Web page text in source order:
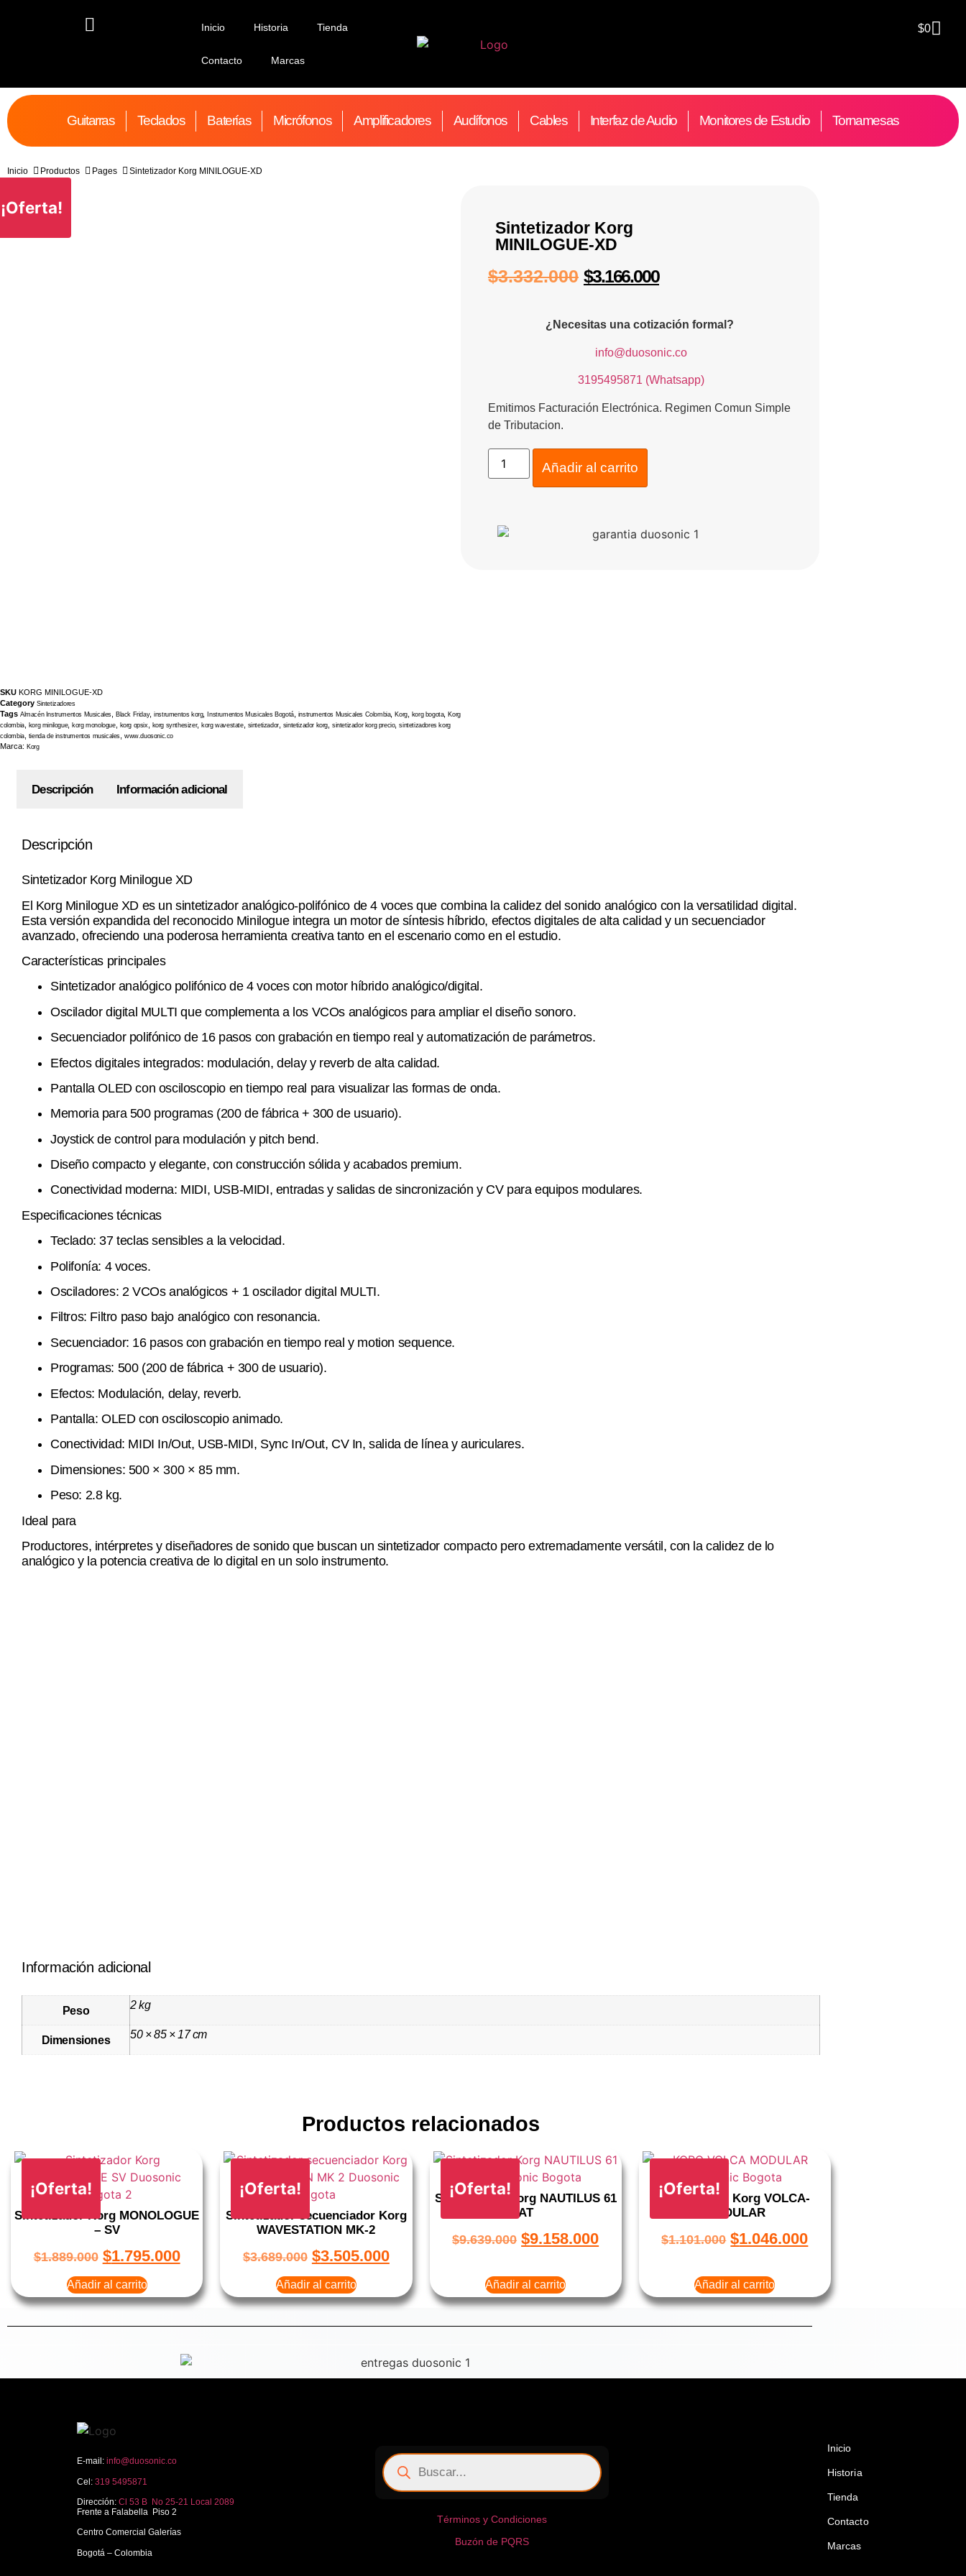
Inicio Historia Tienda
Contacto Marcas
$0
Guitarras Teclados Baterías Micrófonos Amplificadores Audífonos Cables Interfaz de Audio Monitores de Estudio Tornamesas
Inicio Productos Pages Sintetizador Korg MINILOGUE-XD
¡Oferta!
SKU KORG MINILOGUE-XD
Category Sintetizadores
Tags Almacén Instrumentos Musicales Black Friday,instrumentos korg, Instrumentos Musicales Bogotá, instrumentos Musicales Colombia,Korg, korg bogota,Korg
colombia, korg minilogue,korg monologue, korg opsix korg synthesizer,korg wavestate, sintetizador, sintetizador korg ,sintetizador korg precio,sintetizadores korg
colombia, tienda de instrumentos musicales ,www.duosonic.co
Marca: Korg
Sintetizador Korg
MINILOGUE-XD
$3.332.000 $3.166.000
¿Necesitas una cotización formal?
info@duosonic.co
​3195495871 (Whatsapp)
Emitimos Facturación Electrónica. Regimen Comun Simple
de Tributacion.
Añadir al carrito
Descripción Información adicional
Descripción
Sintetizador Korg Minilogue XD
El Korg Minilogue XD es un sintetizador analógico-polifónico de 4 voces que combina la calidez del sonido analógico con la versatilidad digital.
Esta versión expandida del reconocido Minilogue integra un motor de síntesis híbrido, efectos digitales de alta calidad y un secuenciador
avanzado, ofreciendo una poderosa herramienta creativa tanto en el escenario como en el estudio.
Características principales
Sintetizador analógico polifónico de 4 voces con motor híbrido analógico/digital.
Oscilador digital MULTI que complementa a los VCOs analógicos para ampliar el diseño sonoro.
Secuenciador polifónico de 16 pasos con grabación en tiempo real y automatización de parámetros.
Efectos digitales integrados: modulación, delay y reverb de alta calidad.
Pantalla OLED con osciloscopio en tiempo real para visualizar las formas de onda.
Memoria para 500 programas (200 de fábrica + 300 de usuario).
Joystick de control para modulación y pitch bend.
Diseño compacto y elegante, con construcción sólida y acabados premium.
Conectividad moderna: MIDI, USB-MIDI, entradas y salidas de sincronización y CV para equipos modulares.
Especificaciones técnicas
Teclado: 37 teclas sensibles a la velocidad.
Polifonía: 4 voces.
Osciladores: 2 VCOs analógicos + 1 oscilador digital MULTI.
Filtros: Filtro paso bajo analógico con resonancia.
Secuenciador: 16 pasos con grabación en tiempo real y motion sequence.
Programas: 500 (200 de fábrica + 300 de usuario).
Efectos: Modulación, delay, reverb.
Pantalla: OLED con osciloscopio animado.
Conectividad: MIDI In/Out, USB-MIDI, Sync In/Out, CV In, salida de línea y auriculares.
Dimensiones: 500 × 300 × 85 mm.
Peso: 2.8 kg.
Ideal para
Productores, intérpretes y diseñadores de sonido que buscan un sintetizador compacto pero extremadamente versátil, con la calidez de lo
analógico y la potencia creativa de lo digital en un solo instrumento.
Información adicional
Peso 2 kg
Dimensiones 50 × 85 × 17 cm
Productos relacionados
¡Oferta!
Sintetizador Korg MONOLOGUE
– SV
$1.889.000 $1.795.000
Añadir al carrito
¡Oferta!
Sintetizador secuenciador Korg
WAVESTATION MK-2
$3.689.000 $3.505.000
Añadir al carrito
¡Oferta!
Sintetizador Korg NAUTILUS 61
AT
$9.639.000 $9.158.000
Añadir al carrito
¡Oferta!
Sintetizador Korg VOLCA-
MODULAR
$1.101.000 $1.046.000
Añadir al carrito
E-mail: info@duosonic.co
Cel: 319 5495871
Dirección: Cl 53 B No 25-21 Local 2089
Frente a Falabella Piso 2
Centro Comercial Galerías
Bogotá – Colombia
Términos y Condiciones
Buzón de PQRS
Inicio
Historia
Tienda
Contacto
Marcas